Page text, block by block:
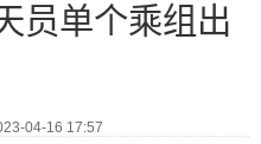
员单个乘组出
04-16 17:57